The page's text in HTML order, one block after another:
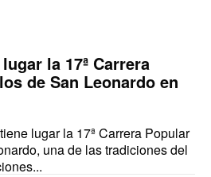
la 17ª Carrera
de San Leonardo en
lugar la 17ª Carrera Popular
una de las tradiciones del